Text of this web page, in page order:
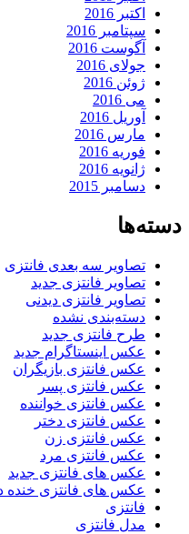
اکتبر 2016
سپتامبر 2016
آگوست 2016
جولای 2016
ژوئن 2016
می 2016
آوریل 2016
مارس 2016
فوریه 2016
ژانویه 2016
دسامبر 2015
دسته‌ها
تصاویر سه بعدی فانتزی
تصاویر فانتزی جدید
تصاویر فانتزی دیدنی
دسته‌بندی نشده
طرح فانتزی جدید
عکس اینستاگرام جدید
عکس فانتزی بازیگران
عکس فانتزی پسر
عکس فانتزی خواننده
عکس فانتزی دختر
عکس فانتزی زن
عکس فانتزی مرد
عکس های فانتزی جدید
عکس های فانتزی خنده
فانتزی
مدل فانتزی